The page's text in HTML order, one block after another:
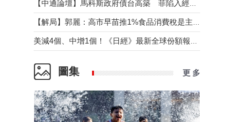
圖集 更 多